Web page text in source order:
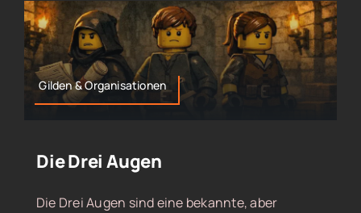
Gilden & Organisationen
Die Drei Augen
Die Drei Augen sind eine bekannte, aber